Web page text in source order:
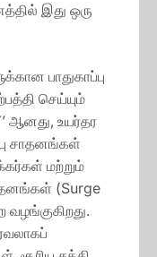
இது ஒரு
பாதுகாப்பு
செய்யும்
ஆனது, உயர்தர
சாதனங்கள்
மற்றும்
(Surge